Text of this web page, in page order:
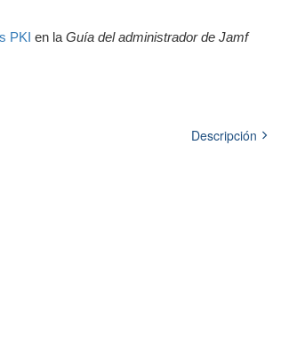
PKI en la Guía del administrador de Jamf
Descripción